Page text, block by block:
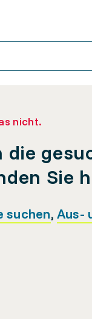
nicht.
die
Sie
suchen, Aus-